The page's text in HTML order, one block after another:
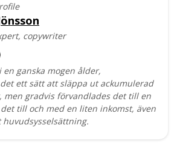
copywriter
en ganska mogen ålder,
ett sätt att släppa ut ackumulerad
men gradvis förvandlades det till en
till och med en liten inkomst, även